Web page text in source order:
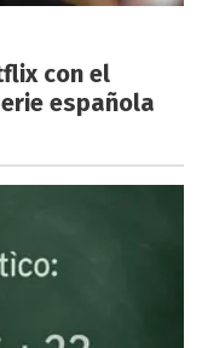
con el
española